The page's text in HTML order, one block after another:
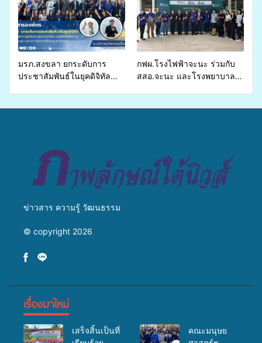
ส่งผู้ทุพพลภาพเพื่อเข้ารับ
บริการสาธารณสุข ลดความ
เหลื่อมล้ำ ยกระดับคุณภาพ
ชีวิตประชาชนอย่างยั่งยืน
มรภ.สงขลา ยกระดับการ
ประชาสัมพันธ์ในยุคดิจิทัล
กฟผ.โรงไฟฟ้าจะนะ ร่วมกับ
สสอ.จะนะ และโรงพยาบาล
ข่าวสาร ความรู้ วัฒนธรรม
© copyright 2026
เรื่องมาใหม่
เสร็จสิ้นเป็นที่
คณะมนุษย